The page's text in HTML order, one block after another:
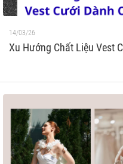
14/03/26
Xu Hướng Chất Liệu Vest